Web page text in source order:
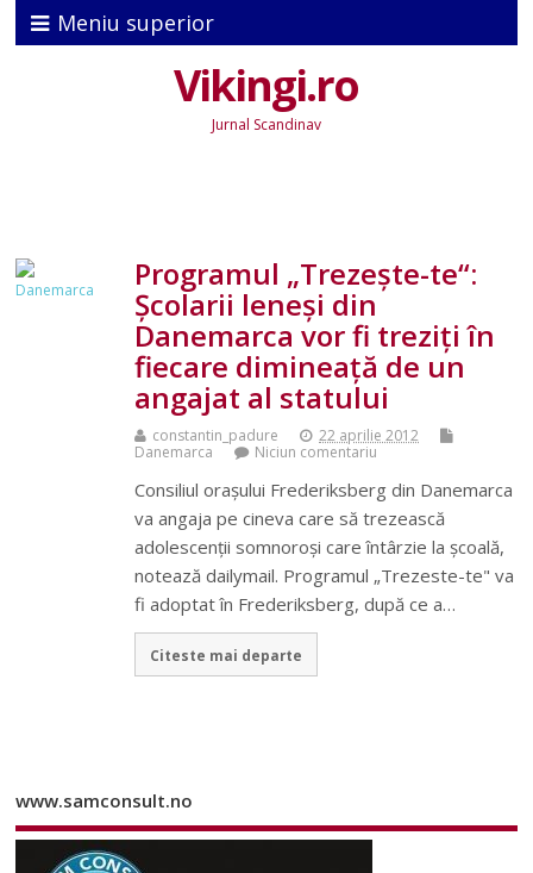
Meniu superior
Vikingi.ro
Jurnal Scandinav
Programul „Trezește-te“:
Școlarii leneși din
Danemarca vor fi treziți în
fiecare dimineață de un
angajat al statului
constantin_padure
22 aprilie 2012
Danemarca
Niciun comentariu
Consiliul orașului Frederiksberg din Danemarca
va angaja pe cineva care să trezească
adolescenții somnoroși care întârzie la școală,
notează dailymail. Programul „Trezeste-te" va
fi adoptat în Frederiksberg, după ce a…
Citeste mai departe
www.samconsult.no